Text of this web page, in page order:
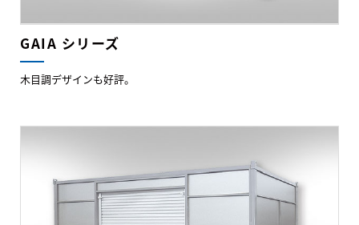
GAIA シリーズ
木目調デザインも好評。